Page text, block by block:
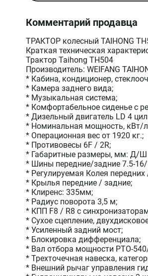
Комментарий продавца
ТРАКТОР колесный TAIHONG
Краткая техническая
Трактор Taihong ТН504
Производитель: WEIFANG
* Кабина, кондиционер,
* Камера заднего вида;
* Музыкальная система;
* Комфортабельное сиденье с
* Дизельный двигатель LD 4
* Номинальная мощность, кВт/
* Операционная вес от 1920 кг.;
* Противовесы 6F / 2R;
* Габаритные размеры, мм: Д/
* Шины передние/задние 7.5-16/
* Регулируемая Колея передних
* Крылья передние / задние;
* Клиренс: 335мм;
* Радиус поворота 3,5 м;
* КПП F8 / R8 с
* Сухое сцепление,
* Усиленный задний мост;
* Блокировка дифференциала;
* Вал отбора мощности PTO-
* Трехточечная навеска,
* Внешний рычаг управления